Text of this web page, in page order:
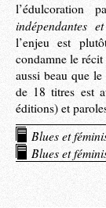
l’édulcoration
indépendantes
l’enjeu est
condamne le
aussi beau que
de 18 titres est
éditions) et
Blues et
Blues et